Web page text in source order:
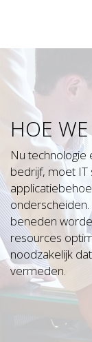
HOE
Nu technologie
bedrijf, moet IT
beneden
resources
noodzakelijk
vermeden.